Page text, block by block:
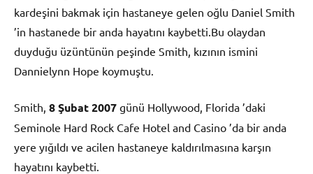
kardeşini bakmak için hastaneye gelen oğlu Daniel Smith
’in hastanede bir anda hayatını kaybetti.Bu olaydan
duyduğu üzüntünün peşinde Smith, kızının ismini
Dannielynn Hope koymuştu.
Smith, 8 Şubat2007 günü Hollywood, Florida ’daki
Seminole Hard Rock Cafe Hotel and Casino ’da bir anda
yere yığıldı ve acilen hastaneye kaldırılmasına karşın
hayatını kaybetti.